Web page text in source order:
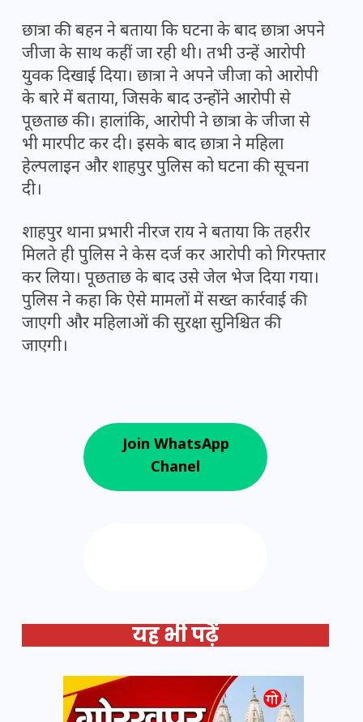
छात्रा की बहन ने बताया कि घटना के बाद छात्रा अपने
जीजा के साथ कहीं जा रही थी। तभी उन्हें आरोपी
युवक दिखाई दिया। छात्रा ने अपने जीजा को आरोपी
के बारे में बताया, जिसके बाद उन्होंने आरोपी से
पूछताछ की। हालांकि, आरोपी ने छात्रा के जीजा से
भी मारपीट कर दी। इसके बाद छात्रा ने महिला
हेल्पलाइन और शाहपुर पुलिस को घटना की सूचना
दी।
शाहपुर थाना प्रभारी नीरज राय ने बताया कि तहरीर
मिलते ही पुलिस ने केस दर्ज कर आरोपी को गिरफ्तार
कर लिया। पूछताछ के बाद उसे जेल भेज दिया गया।
पुलिस ने कहा कि ऐसे मामलों में सख्त कार्रवाई की
जाएगी और महिलाओं की सुरक्षा सुनिश्चित की
जाएगी।
Join WhatsApp
Chanel
यह भी पढ़ें